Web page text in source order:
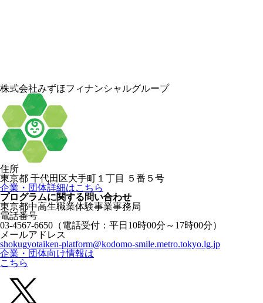
株式会社みずほフィナンシャルグループ
住所
東京都 千代田区大手町１丁目 ５番５号
企業・団体詳細はこちら
プログラムに関する問い合わせ
東京都中高生職業体験事業事務局
電話番号
03-4567-6650 （電話受付：平日10時00分～17時00分）
メールアドレス
shokugyotaiken-platform@kodomo-smile.metro.tokyo.lg.jp
企業・団体向け情報は
こちら